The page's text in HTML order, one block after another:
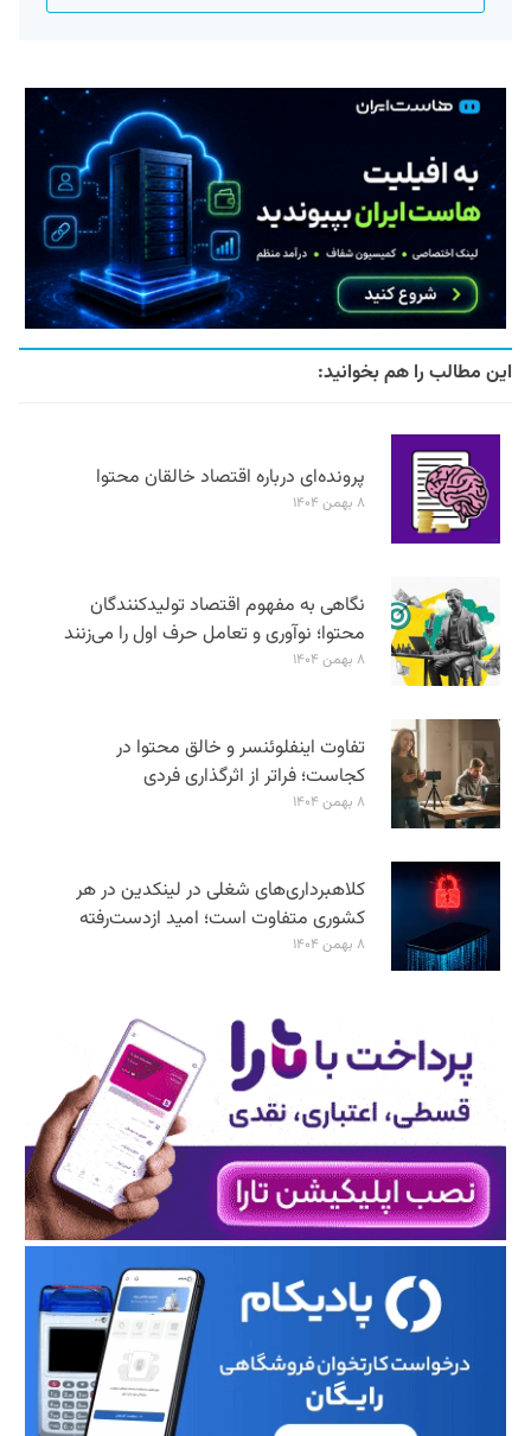
این مطالب را هم بخوانید:
پرونده‌ای درباره اقتصاد خالقان محتوا
۸ بهمن ۱۴۰۴
نگاهی به مفهوم اقتصاد تولیدکنندگان
محتوا؛ نوآوری و تعامل حرف اول را می‌زنند
۸ بهمن ۱۴۰۴
تفاوت اینفلوئنسر و خالق محتوا در
کجاست؛ فراتر از اثرگذاری فردی
۸ بهمن ۱۴۰۴
کلاهبرداری‌های شغلی در لینکدین در هر
کشوری متفاوت است؛ امید ازدست‌رفته
۸ بهمن ۱۴۰۴